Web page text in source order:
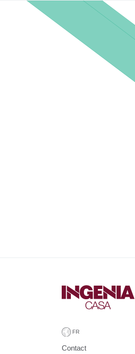
Contact